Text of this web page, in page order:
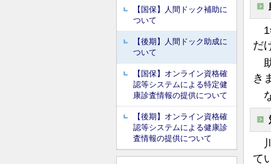
【国保】人間ドック補助に
ついて
【後期】人間ドック助成に
ついて
【国保】オンライン資格確
認等システムによる特定健
康診査情報の提供について
【後期】オンライン資格確
認等システムによる健康診
査情報の提供について
1
だ
き
て